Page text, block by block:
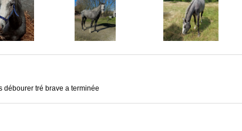
débourer tré brave a terminée